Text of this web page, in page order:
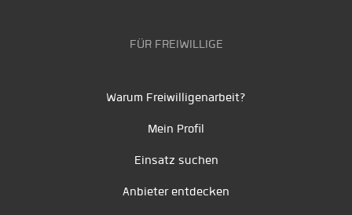
FÜR FREIWILLIGE
Warum Freiwilligenarbeit?
Mein Profil
Einsatz suchen
Anbieter entdecken